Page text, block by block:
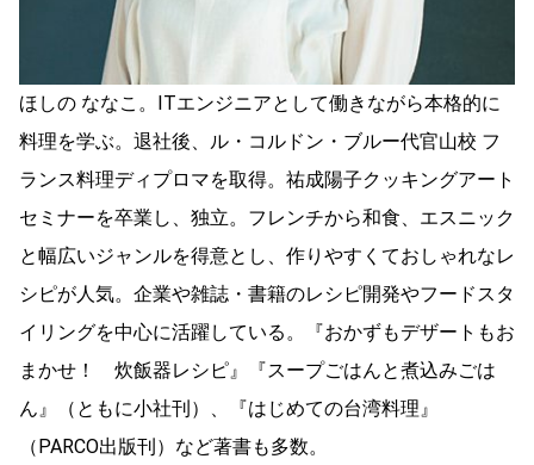
ほしの ななこ。ITエンジニアとして働きながら本格的に
料理を学ぶ。退社後、ル・コルドン・ブルー代官山校 フ
ランス料理ディプロマを取得。祐成陽子クッキングアート
セミナーを卒業し、独立。フレンチから和食、エスニック
と幅広いジャンルを得意とし、作りやすくておしゃれなレ
シピが人気。企業や雑誌・書籍のレシピ開発やフードスタ
イリングを中心に活躍している。『おかずもデザートもお
まかせ！ 炊飯器レシピ』『スープごはんと煮込みごは
ん』（ともに小社刊）、『はじめての台湾料理』
（PARCO出版刊）など著書も多数。